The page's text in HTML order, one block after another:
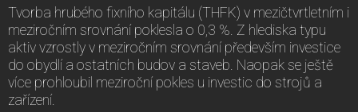
Tvorba hrubého fixního kapitálu (THFK) v mezičtvrtletním i
meziročním srovnání poklesla o 0,3 %. Z hlediska typu
aktiv vzrostly v meziročním srovnání především investice
do obydlí a ostatních budov a staveb. Naopak se ještě
více prohloubil meziroční pokles u investic do strojů a
zařízení.